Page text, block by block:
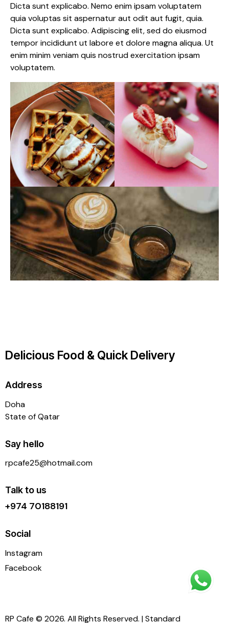
Dicta sunt explicabo. Nemo enim ipsam voluptatem
quia voluptas sit aspernatur aut odit aut fugit, quia.
Dicta sunt explicabo. Adipiscing elit, sed do eiusmod
tempor incididunt ut labore et dolore magna aliqua. Ut
enim minim veniam quis nostrud exercitation ipsam
voluptatem.
Delicious Food & Quick Delivery
Address
Doha
State of Qatar
Say hello
rpcafe25@hotmail.com
Talk to us
+974 70188191
Social
Instagram
Facebook
RP Cafe © 2026. All Rights Reserved. |Standard